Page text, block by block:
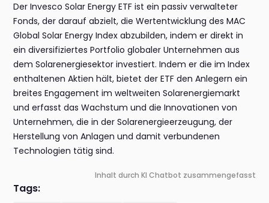
Der Invesco Solar Energy ETF ist ein passiv verwalteter
Fonds, der darauf abzielt, die Wertentwicklung des MAC
Global Solar Energy Index abzubilden, indem er direkt in
ein diversifiziertes Portfolio globaler Unternehmen aus
dem Solarenergiesektor investiert. Indem er die im Index
enthaltenen Aktien hält, bietet der ETF den Anlegern ein
breites Engagement im weltweiten Solarenergiemarkt
und erfasst das Wachstum und die Innovationen von
Unternehmen, die in der Solarenergieerzeugung, der
Herstellung von Anlagen und damit verbundenen
Technologien tätig sind.
Inhalt durch KI Chatbot zusammengefasst
Tags: